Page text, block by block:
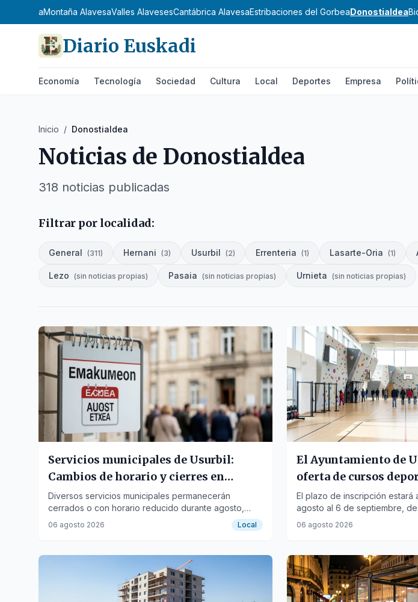
AlavesaMontaña AlavesaValles AlavesesCantábrica AlavesaEstribaciones del GorbeaDonostialdea
Diario Euskadi
Economía Tecnología Sociedad Cultura Local Deportes Empresa
Inicio / Donostialdea
Noticias de Donostialdea
318 noticias publicadas
Filtrar por localidad:
General (311) Hernani (3) Usurbil (2) Errenteria (1) Lasarte-Oria (1)
Lezo (sin noticias propias) Pasaia (sin noticias propias) Urnieta (sin noticias propias)
Servicios municipales de Usurbil:
Cambios de horario y cierres en
verano
Diversos servicios municipales permanecerán
cerrados o con horario reducido durante agosto,
retomando su actividad habitual en septiembre.
06 agosto 2026 Local
El Ayuntamiento de
oferta de cursos
temporada 2026-27
El plazo de inscripción estará
agosto al 6 de septiembre,
06 agosto 2026